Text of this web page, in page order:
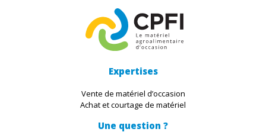
Expertises
Vente de matériel d’occasion
Achat et courtage de matériel
Une question ?